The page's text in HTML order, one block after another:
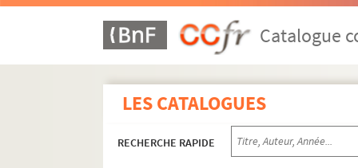
Catalogue
LES CATALOGUES
RECHERCHE RAPIDE